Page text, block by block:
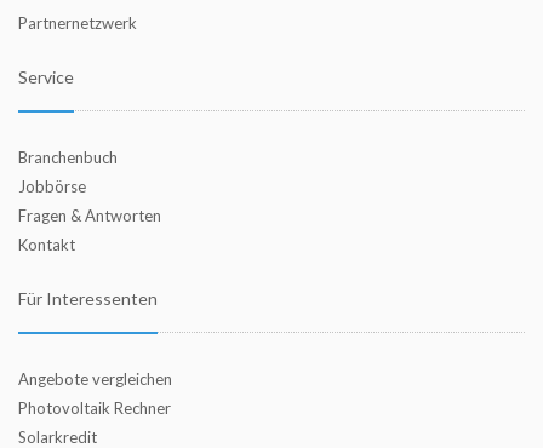
Partnernetzwerk
Service
Branchenbuch
Jobbörse
Fragen & Antworten
Kontakt
Für Interessenten
Angebote vergleichen
Photovoltaik Rechner
Solarkredit